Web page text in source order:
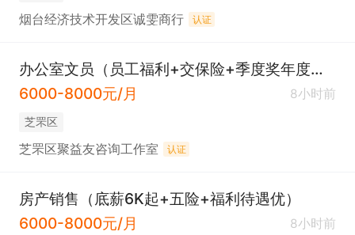
烟台经济技术开发区诚雯商行 认证
办公室文员（员工福利+交保险+季度奖年度奖）
6000-8000元/月
8小时前
芝罘区
芝罘区聚益友咨询工作室 认证
房产销售（底薪6K起+五险+福利待遇优）
6000-8000元/月
8小时前